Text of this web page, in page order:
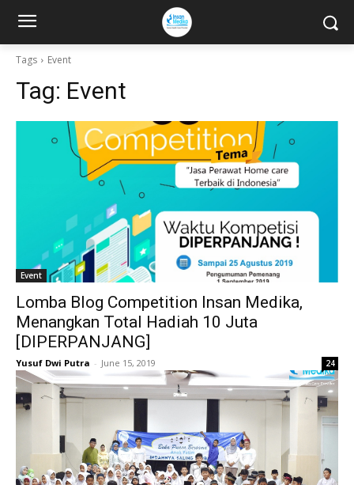
Tags Event
Tag: Event
Event
Lomba Blog Competition Insan Medika,
Menangkan Total Hadiah 10 Juta
[DIPERPANJANG]
Yusuf Dwi Putra - June 15, 2019 24